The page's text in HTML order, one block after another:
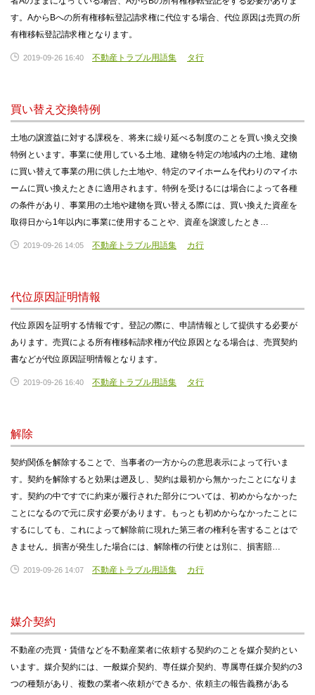
す。AからBへの所有権移転登記請求権に代位する場合、代位原因は売買の所
有権移転登記請求権となります。
2019-09-26 16:40 不動産トラブル用語集 タ行
買い替え交換特例
土地の譲渡益に対する課税を、将来に繰り延べる制度のことを買い換え交換
特例といます。事業に使用している土地、建物を特定の地域内の土地、建物
に買い替えて事業の用に供した土地や、特定のマイホームを代わりのマイホ
ームに買い換えたときに適用されます。特例を受けるには場合によって各種
の条件があり、事業用の土地や建物を買い替える際には、買い換えた資産を
取得日から1年以内に事業に使用することや、資産を譲渡したとき…
2019-09-26 14:05 不動産トラブル用語集 カ行
代位原因証明情報
代位原因を証明する情報です。登記の際に、申請情報として提供する必要が
あります。売買による所有権移転請求権が代位原因となる場合は、売買契約
書などが代位原因証明情報となります。
2019-09-26 16:40 不動産トラブル用語集 タ行
解除
契約関係を解除することで、当事者の一方からの意思表示によって行いま
す。契約を解除すると効果は遡及し、契約は最初から無かったことになりま
す。契約の中ですでに約束が履行された部分については、初めからなかった
ことになるので元に戻す必要があります。もっとも初めからなかったことに
するにしても、これによって解除前に現れた第三者の権利を害することはで
きません。損害が発生した場合には、解除権の行使とは別に、損害賠…
2019-09-26 14:07 不動産トラブル用語集 カ行
媒介契約
不動産の売買・賃借などを不動産業者に依頼する契約のことを媒介契約とい
います。媒介契約には、一般媒介契約、専任媒介契約、専属専任媒介契約の3
つの種類があり、複数の業者へ依頼ができるか、依頼主の報告義務がある